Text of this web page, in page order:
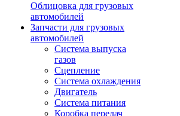
Облицовка для грузовых
автомобилей
Запчасти для грузовых
автомобилей
Система выпуска
газов
Сцепление
Система охлаждения
Двигатель
Система питания
Коробка передач